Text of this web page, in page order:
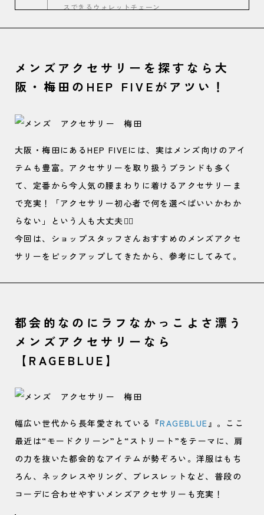
スできるウォレットチェーン
【メンズアクセサリー②】実用性もおしゃれも兼ね
になるチェーンネックレス
メンズアクセサリーを探すなら大
阪・梅田のHEP FIVEがアツい！
大阪・梅田にあるHEP FIVEには、実はメンズ向けのアイ
テムも豊富。アクセサリーを取り扱うブランドも多く
て、定番から今人気の腰まわりに着けるアクセサリーま
で充実！「アクセサリー初心者で何を選べばいいかわか
らない」という人も大丈夫🙆‍♂️
今回は、ショップスタッフさんおすすめのメンズアクセ
サリーをピックアップしてきたから、参考にしてみて。
都会的なのにラフなかっこよさ漂う
メンズアクセサリーなら
【RAGEBLUE】
幅広い世代から長年愛されている『RAGEBLUE』。ここ
最近は“モードクリーン”と“ストリート”をテーマに、肩
の力を抜いた都会的なアイテムが勢ぞろい。洋服はもち
ろん、ネックレスやリング、ブレスレットなど、普段の
コーデに合わせやすいメンズアクセサリーも充実！